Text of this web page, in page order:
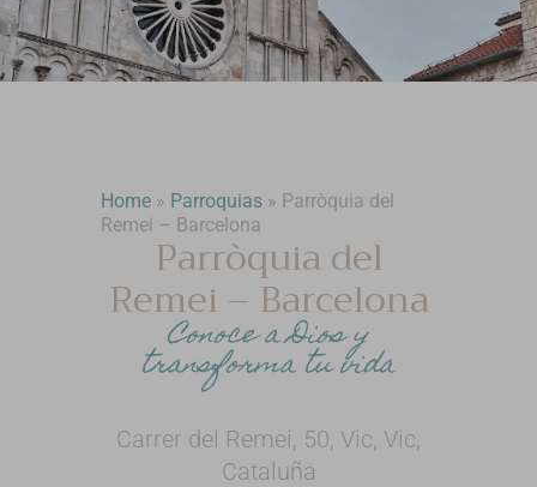
Home » Parroquias » Parròquia del
Remei – Barcelona
Parròquia del
Remei – Barcelona
Conoce a Dios y
transforma tu vida
Carrer del Remei, 50, Vic, Vic,
Cataluña